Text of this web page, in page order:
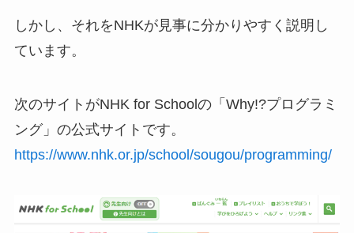
しかし、それをNHKが見事に分かりやすく説明し
ています。
次のサイトがNHK for Schoolの「Why!?プログラミ
ング」の公式サイトです。
https://www.nhk.or.jp/school/sougou/programming/